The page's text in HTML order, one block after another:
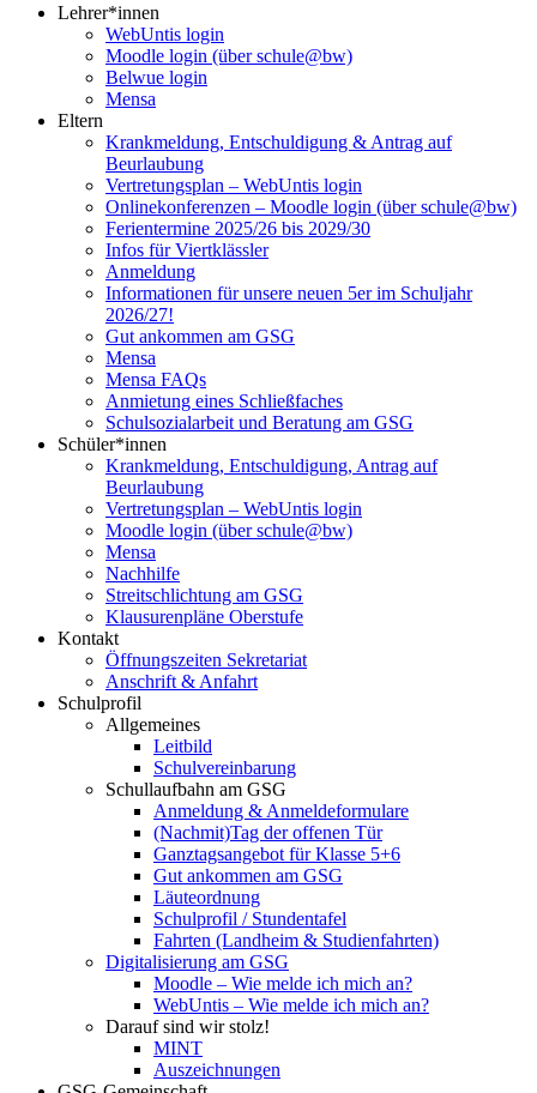
Lehrer*innen
WebUntis login
Moodle login (über schule@bw)
Belwue login
Mensa
Eltern
Krankmeldung, Entschuldigung & Antrag auf
Beurlaubung
Vertretungsplan – WebUntis login
Onlinekonferenzen – Moodle login (über schule@bw)
Ferientermine 2025/26 bis 2029/30
Infos für Viertklässler
Anmeldung
Informationen für unsere neuen 5er im Schuljahr
2026/27!
Gut ankommen am GSG
Mensa
Mensa FAQs
Anmietung eines Schließfaches
Schulsozialarbeit und Beratung am GSG
Schüler*innen
Krankmeldung, Entschuldigung, Antrag auf
Beurlaubung
Vertretungsplan – WebUntis login
Moodle login (über schule@bw)
Mensa
Nachhilfe
Streitschlichtung am GSG
Klausurenpläne Oberstufe
Kontakt
Öffnungszeiten Sekretariat
Anschrift & Anfahrt
Schulprofil
Allgemeines
Leitbild
Schulvereinbarung
Schullaufbahn am GSG
Anmeldung & Anmeldeformulare
(Nachmit)Tag der offenen Tür
Ganztagsangebot für Klasse 5+6
Gut ankommen am GSG
Läuteordnung
Schulprofil / Stundentafel
Fahrten (Landheim & Studienfahrten)
Digitalisierung am GSG
Moodle – Wie melde ich mich an?
WebUntis – Wie melde ich mich an?
Darauf sind wir stolz!
MINT
Auszeichnungen